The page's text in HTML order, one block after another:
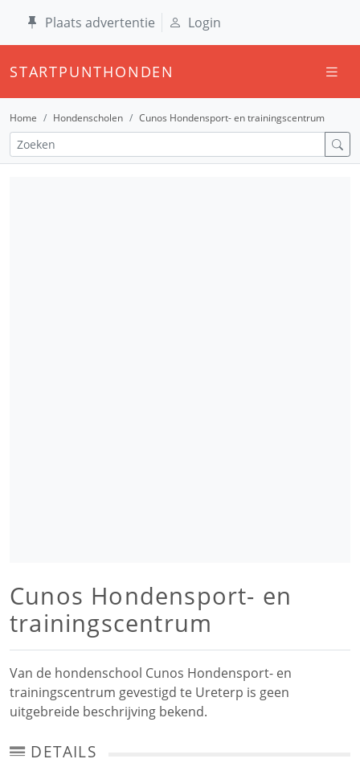
Plaats advertentie Login
STARTPUNTHONDEN
Home Hondenscholen Cunos Hondensport- en trainingscentrum
Cunos Hondensport- en
trainingscentrum
Van de hondenschool Cunos Hondensport- en
trainingscentrum gevestigd te Ureterp is geen
uitgebreide beschrijving bekend.
DETAILS